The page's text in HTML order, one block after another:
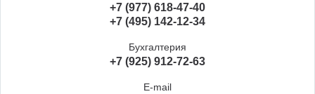
+7 (977) 618-47-40
+7 (495) 142-12-34
Бухгалтерия
+7 (925) 912-72-63
E-mail